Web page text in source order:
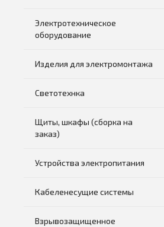
Электротехническое
оборудование
Изделия для электромонтажа
Светотехнка
Щиты, шкафы (сборка на
заказ)
Устройства электропитания
Кабеленесущие системы
Взрывозащищенное